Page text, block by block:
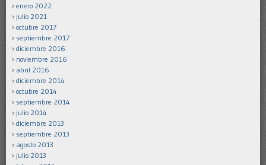
enero 2022
julio 2021
octubre 2017
septiembre 2017
diciembre 2016
noviembre 2016
abril 2016
diciembre 2014
octubre 2014
septiembre 2014
julio 2014
diciembre 2013
septiembre 2013
agosto 2013
julio 2013